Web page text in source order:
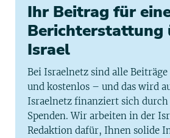
Ihr Beitrag für
Berichterstattung
Israel
Bei Israelnetz sind alle
und kostenlos – und das wird
Israelnetz finanziert sich
Spenden. Wir arbeiten in der
Redaktion dafür, Ihnen solide